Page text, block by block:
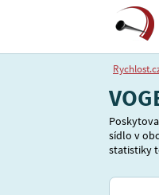
sídlo v
statistiky